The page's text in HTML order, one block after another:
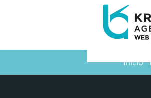
Inicio